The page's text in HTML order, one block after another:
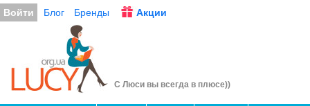
Войти Блог Бренды Акции
С Люси вы всегда в плюсе))